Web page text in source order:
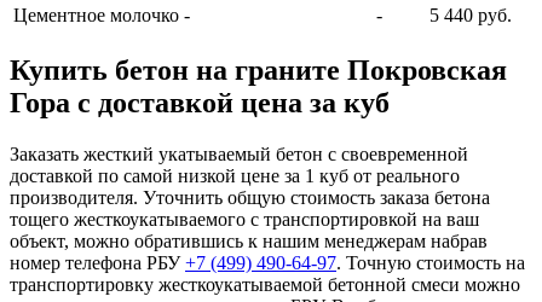
Цементное молочко - - 5 440 руб.
Купить бетон на граните Покровская
Гора с доставкой цена за куб
Заказать жесткий укатываемый бетон с своевременной
доставкой по самой низкой цене за 1 куб от реального
производителя. Уточнить общую стоимость заказа бетона
тощего жесткоукатываемого с транспортировкой на ваш
объект, можно обратившись к нашим менеджерам набрав
номер телефона РБУ+7 (499) 490-64-97. Точную стоимость на
транспортировку жесткоукатываемой бетонной смеси можно